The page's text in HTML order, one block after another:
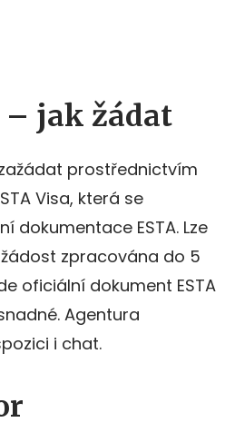
– jak žádat
prostřednictvím
Visa, která se
ESTA. Lze
zpracována do 5
oficiální dokument ESTA
Agentura
i chat.